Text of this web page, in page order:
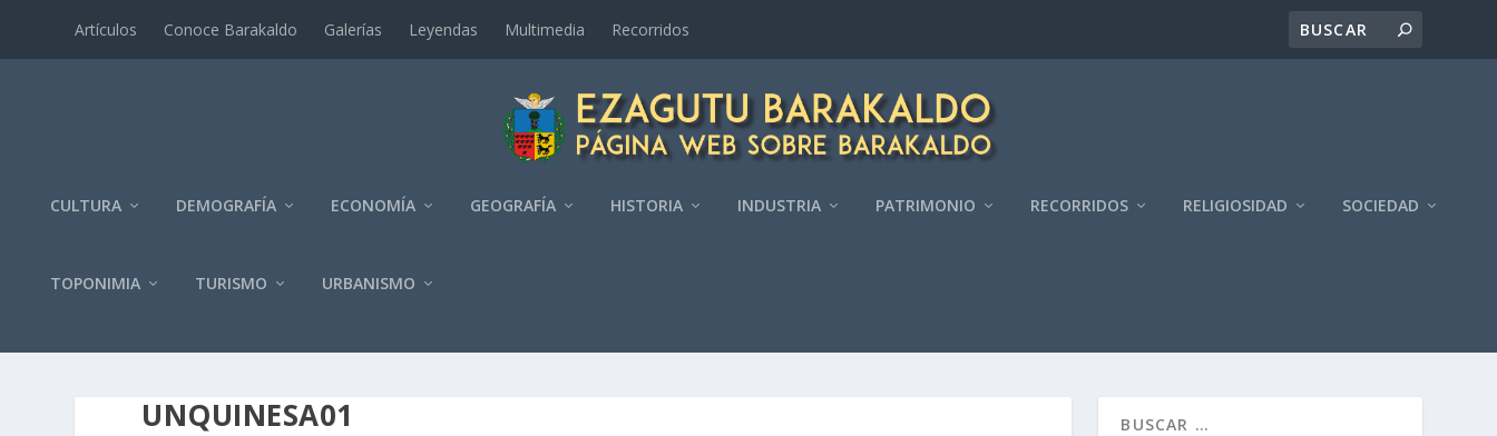
Artí­culos Conoce Barakaldo Galerí­as Leyendas Multimedia Recorridos
CULTURA DEMOGRAFÍA ECONOMÍA GEOGRAFÍ­A HISTORIA INDUSTRIA PATRIMONIO RECORRIDOS RELIGIOSIDAD SOCIEDAD
TOPONIMIA TURISMO URBANISMO
UNQUINESA01